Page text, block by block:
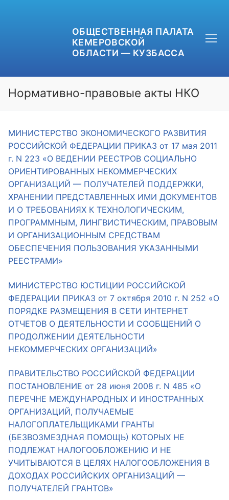
ОБЩЕСТВЕННАЯ ПАЛАТА
КЕМЕРОВСКОЙ
ОБЛАСТИ — КУЗБАССА
+7 (3842) 58-82-40
OPKO42@BK.RU
ОБРАТНАЯ СВЯЗЬ
Главная
Общественные советы при территориальных
органах федеральных органов
исполнительной власти
Общественные советы по проведению
независимой оценки качества условий
оказания услуг
О Палате
Структура Палаты
Комиссии
Экспертный совет ОП КО
Совет ОП КО
Нормативно-правовые акты НКО
МИНИСТЕРСТВО ЭКОНОМИЧЕСКОГО РАЗВИТИЯ
РОССИЙСКОЙ ФЕДЕРАЦИИ ПРИКАЗ от 17 мая 2011
г. N 223 «О ВЕДЕНИИ РЕЕСТРОВ СОЦИАЛЬНО
ОРИЕНТИРОВАННЫХ НЕКОММЕРЧЕСКИХ
ОРГАНИЗАЦИЙ — ПОЛУЧАТЕЛЕЙ ПОДДЕРЖКИ,
ХРАНЕНИИ ПРЕДСТАВЛЕННЫХ ИМИ ДОКУМЕНТОВ
И О ТРЕБОВАНИЯХ К ТЕХНОЛОГИЧЕСКИМ,
ПРОГРАММНЫМ, ЛИНГВИСТИЧЕСКИМ, ПРАВОВЫМ
И ОРГАНИЗАЦИОННЫМ СРЕДСТВАМ
ОБЕСПЕЧЕНИЯ ПОЛЬЗОВАНИЯ УКАЗАННЫМИ
РЕЕСТРАМИ»
МИНИСТЕРСТВО ЮСТИЦИИ РОССИЙСКОЙ
ФЕДЕРАЦИИ ПРИКАЗ от 7 октября 2010 г. N 252 «О
ПОРЯДКЕ РАЗМЕЩЕНИЯ В СЕТИ ИНТЕРНЕТ
ОТЧЕТОВ О ДЕЯТЕЛЬНОСТИ И СООБЩЕНИЙ О
ПРОДОЛЖЕНИИ ДЕЯТЕЛЬНОСТИ
НЕКОММЕРЧЕСКИХ ОРГАНИЗАЦИЙ»
ПРАВИТЕЛЬСТВО РОССИЙСКОЙ ФЕДЕРАЦИИ
ПОСТАНОВЛЕНИЕ от 28 июня 2008 г. N 485 «О
ПЕРЕЧНЕ МЕЖДУНАРОДНЫХ И ИНОСТРАННЫХ
ОРГАНИЗАЦИЙ, ПОЛУЧАЕМЫЕ
НАЛОГОПЛАТЕЛЬЩИКАМИ ГРАНТЫ
(БЕЗВОЗМЕЗДНАЯ ПОМОЩЬ) КОТОРЫХ НЕ
ПОДЛЕЖАТ НАЛОГООБЛОЖЕНИЮ И НЕ
УЧИТЫВАЮТСЯ В ЦЕЛЯХ НАЛОГООБЛОЖЕНИЯ В
ДОХОДАХ РОССИЙСКИХ ОРГАНИЗАЦИЙ —
ПОЛУЧАТЕЛЕЙ ГРАНТОВ»